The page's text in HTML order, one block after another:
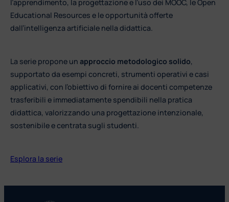
l’apprendimento, la progettazione e l’uso dei MOOC, le Open
Educational Resources e le opportunità offerte
dall’intelligenza artificiale nella didattica.
La serie propone un approccio metodologico solido,
supportato da esempi concreti, strumenti operativi e casi
applicativi, con l’obiettivo di fornire ai docenti competenze
trasferibili e immediatamente spendibili nella pratica
didattica, valorizzando una progettazione intenzionale,
sostenibile e centrata sugli studenti.
Esplora la serie